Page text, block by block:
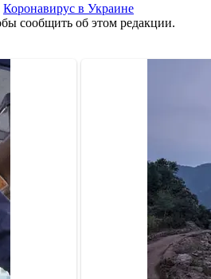
Коронавирус в Украине
сообщить об этом редакции.